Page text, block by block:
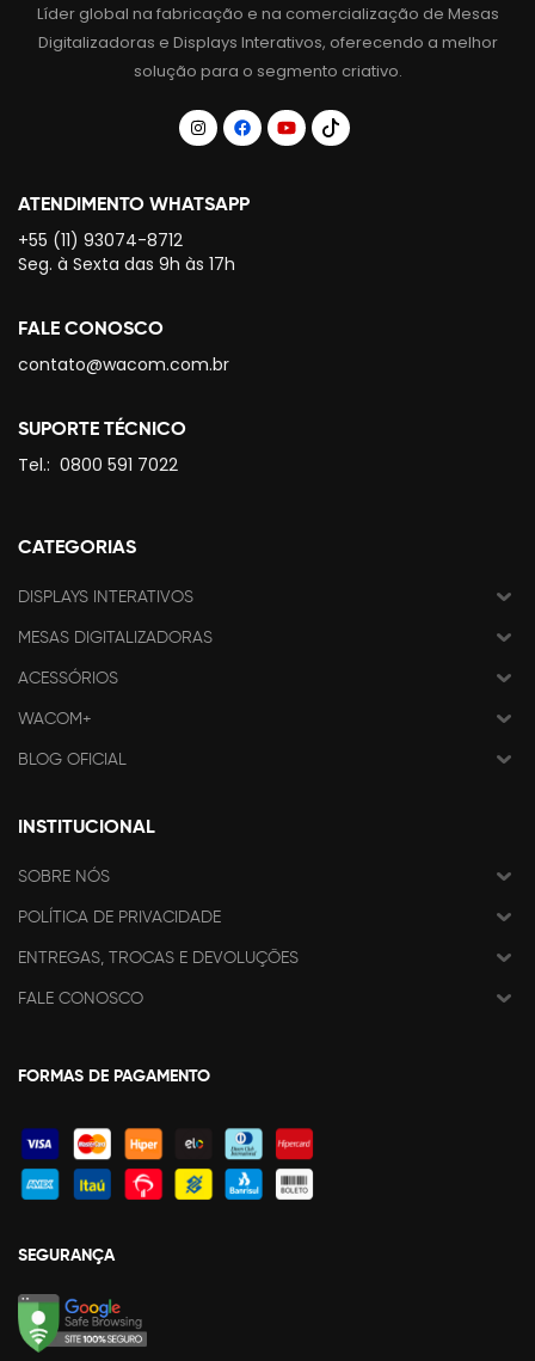
Líder global na fabricação e na comercialização de Mesas
Digitalizadoras e Displays Interativos, oferecendo a melhor
solução para o segmento criativo.
ATENDIMENTO WHATSAPP
+55 (11) 93074-8712
Seg. à Sexta das 9h às 17h
FALE CONOSCO
contato@wacom.com.br
SUPORTE TÉCNICO
Tel.: 0800 591 7022
CATEGORIAS
DISPLAYS INTERATIVOS
MESAS DIGITALIZADORAS
ACESSÓRIOS
WACOM+
BLOG OFICIAL
INSTITUCIONAL
SOBRE NÓS
POLÍTICA DE PRIVACIDADE
ENTREGAS, TROCAS E DEVOLUÇÕES
FALE CONOSCO
FORMAS DE PAGAMENTO
SEGURANÇA